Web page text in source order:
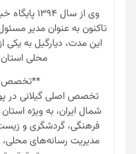
وی از سال
تاکنون به عنوان مدیر
این مدت، دیارگیل به یکی
محلی
تخصص اصلی گیلانی در
شمال ایران، به ویژه
فرهنگی، گردشگری و
مدیریت رسانه‌های محلی،